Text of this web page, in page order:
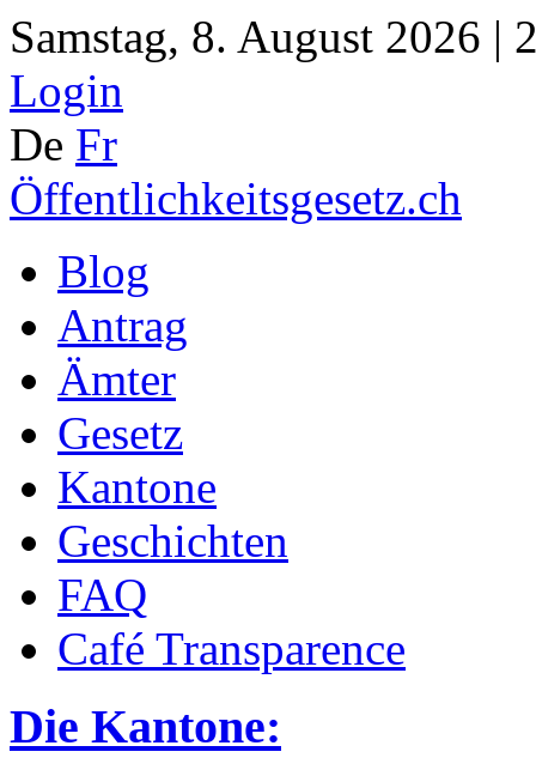
Samstag, 8. August 2026 |
Login
De Fr
Öffentlichkeitsgesetz.ch
Blog
Antrag
Ämter
Gesetz
Kantone
Geschichten
FAQ
Café Transparence
Die Kantone: